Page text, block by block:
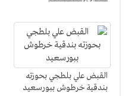
القبض علي بلطجي بحوزته
بندقية خرطوش ببورسعيد